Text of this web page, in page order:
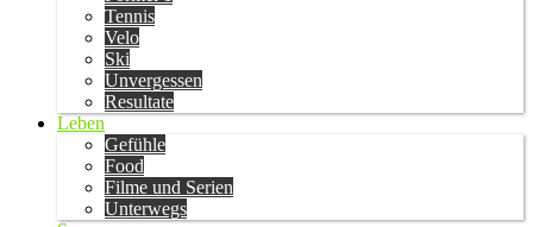
Tennis
Velo
Ski
Unvergessen
Resultate
Leben
Gefühle
Food
Filme und Serien
Unterwegs